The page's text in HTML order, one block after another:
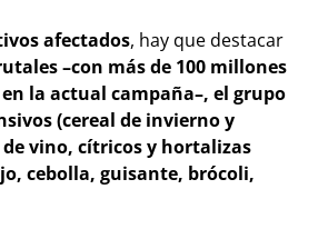
afectados, hay que destacar
–con más de 100 millones
la actual campaña–, el grupo
(cereal de invierno y
vino, cítricos y hortalizas
cebolla, guisante, brócoli,